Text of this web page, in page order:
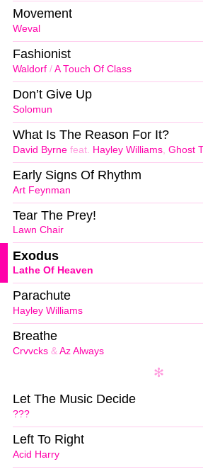
Weval
Movement
Waldorf / A Touch Of Class
Fashionist
Solomun
Don’t Give Up
David Byrne feat. Hayley Williams Ghost
What Is The Reason For It?
Art Feynman
Early Signs Of Rhythm
Lawn Chair
Tear The Prey!
Lathe Of Heaven
Exodus
Hayley Williams
Parachute
Crvvcks & Az Always
Breathe
???
Let The Music Decide
Acid Harry
Left To Right